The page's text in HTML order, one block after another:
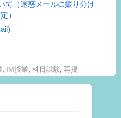
て（迷惑メールに振り分け
）
, IM授業,科目試験,再掲